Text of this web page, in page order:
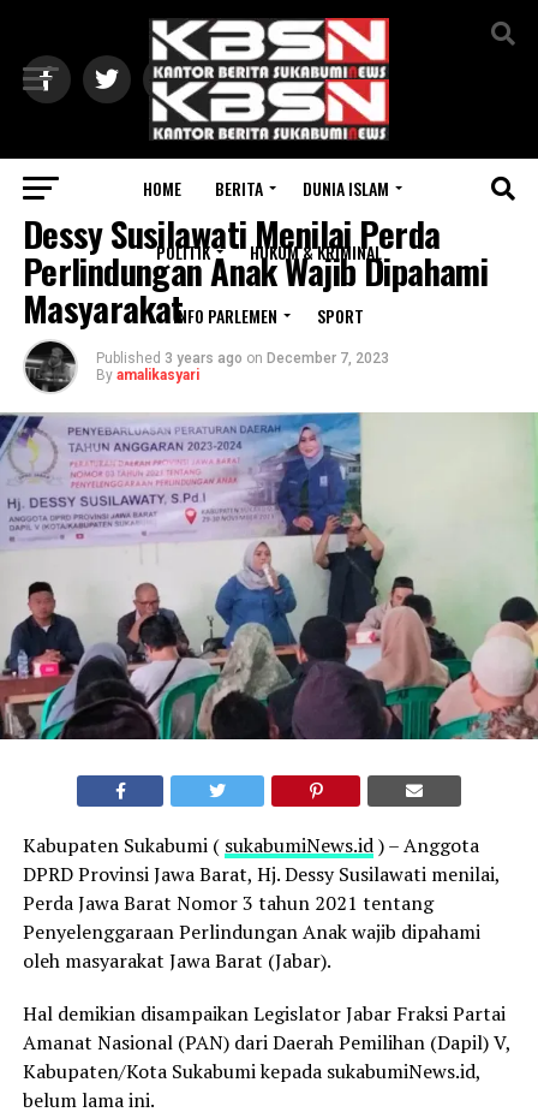
HOME BERITA DUNIA ISLAM
POLITIK HUKUM & KRIMINAL
INFO PARLEMEN SPORT
SUKABUMI
Dessy Susilawati Menilai Perda
Perlindungan Anak Wajib Dipahami
Masyarakat
Published 3 years ago on December 7, 2023
By amalikasyari
Kabupaten Sukabumi ( sukabumiNews.id) – Anggota
DPRD Provinsi Jawa Barat, Hj.Dessy Susilawati menilai,
Perda Jawa Barat Nomor 3 tahun 2021 tentang
Penyelenggaraan Perlindungan Anak wajib dipahami
oleh masyarakat Jawa Barat (Jabar).
Hal demikian disampaikan Legislator Jabar Fraksi Partai
Amanat Nasional (PAN) dari Daerah Pemilihan (Dapil) V,
Kabupaten/Kota Sukabumi kepada sukabumiNews.id,
belum lama ini.
Exit mobile version